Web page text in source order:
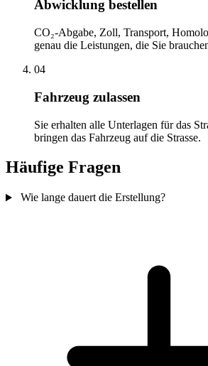
Abwicklung bestellen
CO₂-Abgabe, Zoll, Transport,
genau die Leistungen, die Sie
04
Fahrzeug zulassen
Sie erhalten alle Unterlagen für das
bringen das Fahrzeug auf die Strasse.
Häufige Fragen
Wie lange dauert die Erstellung?